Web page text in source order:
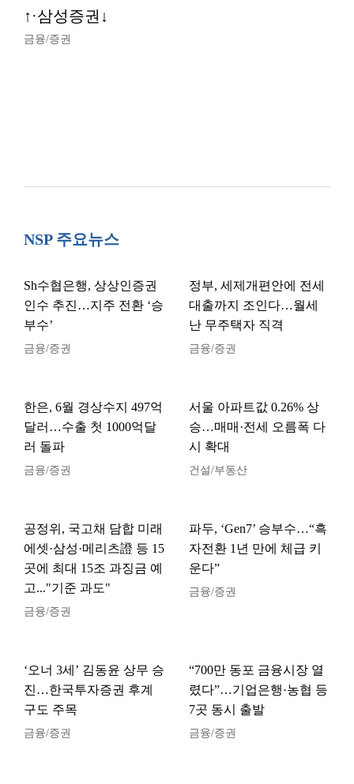
↑·삼성증권↓
금융/증권
NSP 주요뉴스
Sh수협은행, 상상인증권
인수 추진…지주 전환 ‘승
부수’
금융/증권
정부, 세제개편안에 전세
대출까지 조인다…월세
난 무주택자 직격
금융/증권
한은, 6월 경상수지 497억
달러…수출 첫 1000억달
러 돌파
금융/증권
서울 아파트값 0.26% 상
승…매매·전세 오름폭 다
시 확대
건설/부동산
공정위, 국고채 담합 미래
에셋·삼성·메리츠證 등 15
곳에 최대 15조 과징금 예
고..."기준 과도"
금융/증권
파두, ‘Gen7’ 승부수…“흑
자전환 1년 만에 체급 키
운다”
금융/증권
‘오너 3세’ 김동윤 상무 승
진…한국투자증권 후계
구도 주목
금융/증권
“700만 동포 금융시장 열
렸다”…기업은행·농협 등
7곳 동시 출발
금융/증권